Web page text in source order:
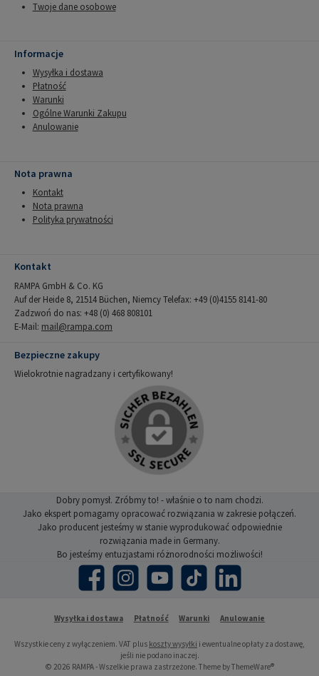
Twoje dane osobowe
Informacje
Wysyłka i dostawa
Płatność
Warunki
Ogólne Warunki Zakupu
Anulowanie
Nota prawna
Kontakt
Nota prawna
Polityka prywatności
Kontakt
RAMPA GmbH & Co. KG
Auf der Heide 8, 21514 Büchen, Niemcy Telefax: +49 (0)4155 8141-80
Zadzwoń do nas: +48 (0) 468 808101
E-Mail: mail@rampa.com
Bezpieczne zakupy
Wielokrotnie nagradzany i certyfikowany!
Dobry pomysł. Zróbmy to! - właśnie o to nam chodzi.
Jako ekspert pomagamy opracować rozwiązania w zakresie połączeń.
Jako producent jesteśmy w stanie wyprodukować odpowiednie
rozwiązania made in Germany.
Bo jesteśmy entuzjastami różnorodności możliwości!
Facebook Instagram YouTube TikTok LinkedIn
Wysyłka i dostawa Płatność Warunki Anulowanie
Wszystkie ceny z wyłączeniem. VAT plus koszty wysyłki i ewentualne opłaty za dostawę,
jeśli nie podano inaczej.
© 2026 RAMPA - Wszelkie prawa zastrzeżone. Theme byThemeWare®